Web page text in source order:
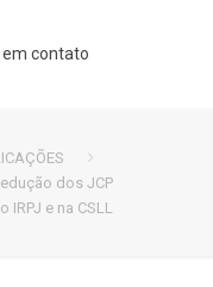
em contato
dos JCP
IRPJ e na CSLL